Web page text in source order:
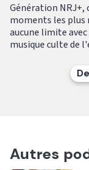
Génération NRJ+,
moments les plus
aucune limite
musique culte de
Autres